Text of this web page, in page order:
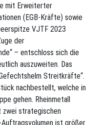
mit Erweiterter
(EGB-Kräfte) sowie
VJTF 2023
der
– entschloss sich die
auszuweiten. Das
Streitkräfte“.
nachbestellt, welche in
gehen. Rheinmetall
zwei strategischen
Auftragsvolumen ist größer